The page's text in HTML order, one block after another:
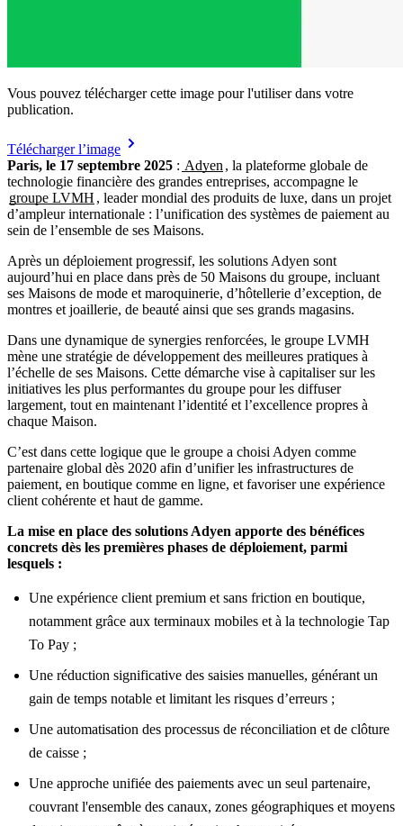
Vous pouvez télécharger cette image pour l'utiliser dans votre
publication.
Télécharger l’image
Paris, le 17 septembre 2025 : Adyen , la plateforme globale de
technologie financière des grandes entreprises, accompagne le
groupe LVMH , leader mondial des produits de luxe, dans un projet
d’ampleur internationale : l’unification des systèmes de paiement au
sein de l’ensemble de ses Maisons.
Après un déploiement progressif, les solutions Adyen sont
aujourd’hui en place dans près de 50 Maisons du groupe, incluant
ses Maisons de mode et maroquinerie, d’hôtellerie d’exception, de
montres et joaillerie, de beauté ainsi que ses grands magasins.
Dans une dynamique de synergies renforcées, le groupe LVMH
mène une stratégie de développement des meilleures pratiques à
l’échelle de ses Maisons. Cette démarche vise à capitaliser sur les
initiatives les plus performantes du groupe pour les diffuser
largement, tout en maintenant l’identité et l’excellence propres à
chaque Maison.
C’est dans cette logique que le groupe a choisi Adyen comme
partenaire global dès 2020 afin d’unifier les infrastructures de
paiement, en boutique comme en ligne, et favoriser une expérience
client cohérente et haut de gamme.
La mise en place des solutions Adyen apporte des bénéfices
concrets dès les premières phases de déploiement, parmi
lesquels :
Une expérience client premium et sans friction en boutique,
notamment grâce aux terminaux mobiles et à la technologie Tap
To Pay ;
Une réduction significative des saisies manuelles, générant un
gain de temps notable et limitant les risques d’erreurs ;
Une automatisation des processus de réconciliation et de clôture
de caisse ;
Une approche unifiée des paiements avec un seul partenaire,
couvrant l'ensemble des canaux, zones géographiques et moyens